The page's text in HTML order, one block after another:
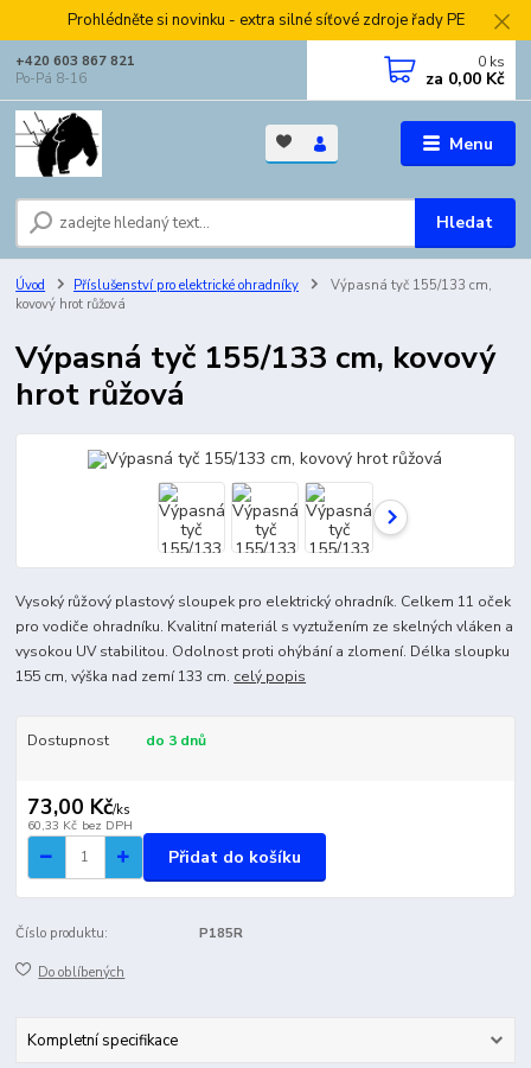
Prohlédněte si novinku - extra silné síťové zdroje řady PE
Menu
Hledat
+420 603 867 821
Po-Pá 8-16
0 ks
za 0,00 Kč
Úvod Příslušenství pro elektrické ohradníky
Výpasná tyč 155/133 cm,
kovový hrot růžová
Výpasná tyč 155/133 cm, kovový
hrot růžová
Vysoký růžový plastový sloupek pro elektrický ohradník. Celkem 11 oček
pro vodiče ohradníku. Kvalitní materiál s vyztužením ze skelných vláken a
vysokou UV stabilitou. Odolnost proti ohýbání a zlomení. Délka sloupku
155 cm, výška nad zemí 133 cm. celý popis
Dostupnost do 3 dnů
73,00 Kč/ks
60,33 Kč bez DPH
Přidat do košíku
Číslo produktu: P185R
Do oblíbených
Kompletní specifikace